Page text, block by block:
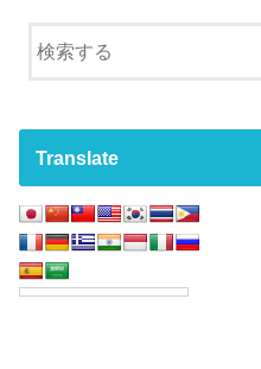
Translate